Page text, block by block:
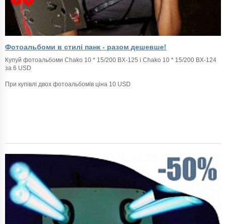
Фотоальбоми в стилі панк - разом дешевше!
Купуй фотоальбоми Chako 10 * 15/200 BX-125 і Chako 10 * 15/200 BX-124
за 6 USD
При купівлі двох фотоальбомів ціна 10 USD